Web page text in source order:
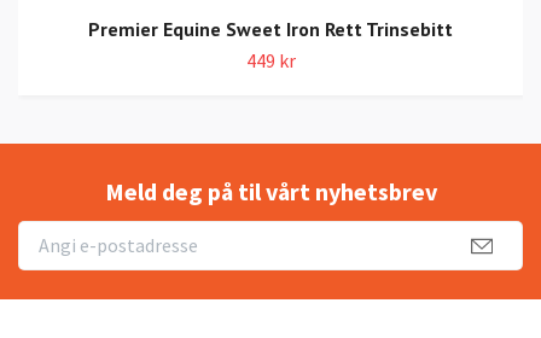
Premier Equine Sweet Iron Rett Trinsebitt
449 kr
Meld deg på til vårt nyhetsbrev